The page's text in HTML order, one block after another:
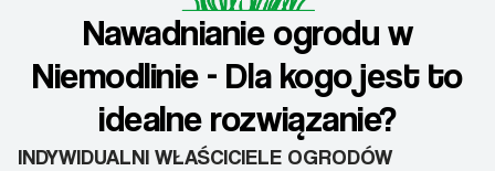
Nawadnianie ogrodu w
Niemodlinie - Dla kogo jest to
idealne rozwiązanie?
INDYWIDUALNI WŁAŚCICIELE OGRODÓW